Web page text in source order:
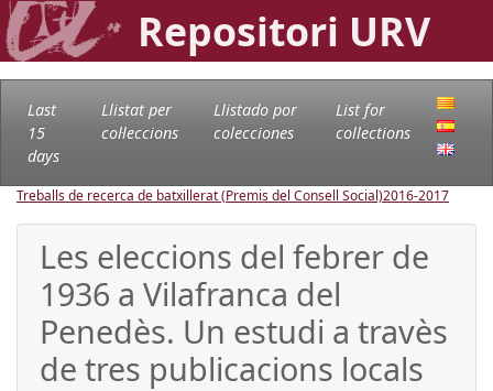
Repositori URV
Last
15
days
Llistat per
col·leccions
Llistado por
colecciones
List for
collections
Treballs de recerca de batxillerat (Premis del Consell Social)2016-2017
Les eleccions del febrer de
1936 a Vilafranca del
Penedès. Un estudi a travès
de tres publicacions locals